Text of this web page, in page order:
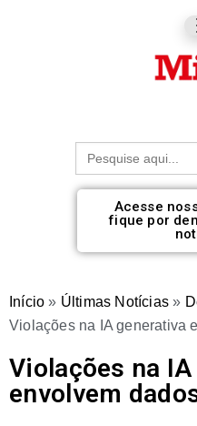
Procurar:
Acesse
fique por
Início » Últimas Notícias »
Violações na IA generativa
Violações na
envolvem